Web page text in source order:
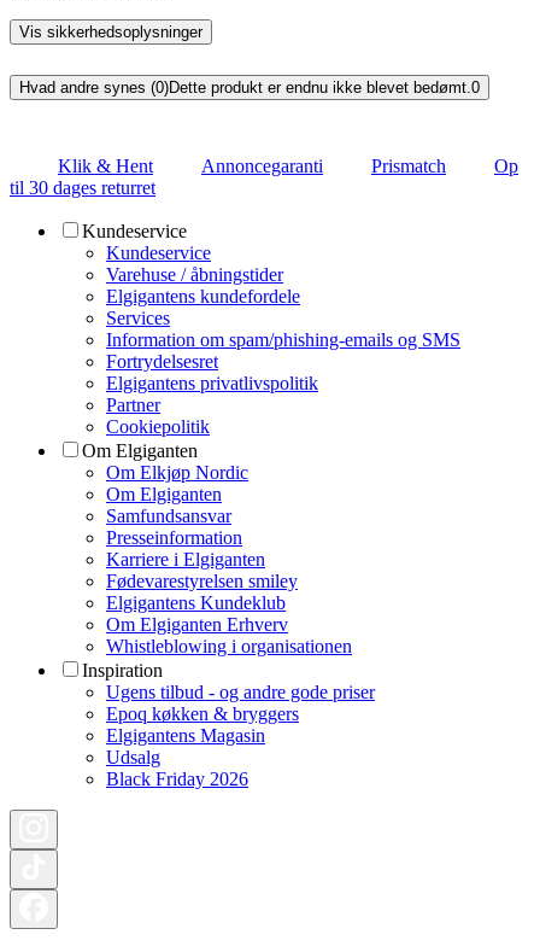
Vis sikkerhedsoplysninger
Hvad andre synes (0)Dette produkt er endnu ikke blevet bedømt.0
Klik & Hent Annoncegaranti Prismatch
Op
til 30 dages returret
Kundeservice
Kundeservice
Varehuse / åbningstider
Elgigantens kundefordele
Services
Information om spam/phishing-emails og SMS
Fortrydelsesret
Elgigantens privatlivspolitik
Partner
Cookiepolitik
Om Elgiganten
Om Elkjøp Nordic
Om Elgiganten
Samfundsansvar
Presseinformation
Karriere i Elgiganten
Fødevarestyrelsen smiley
Elgigantens Kundeklub
Om Elgiganten Erhverv
Whistleblowing i organisationen
Inspiration
Ugens tilbud - og andre gode priser
Epoq køkken & bryggers
Elgigantens Magasin
Udsalg
Black Friday 2026